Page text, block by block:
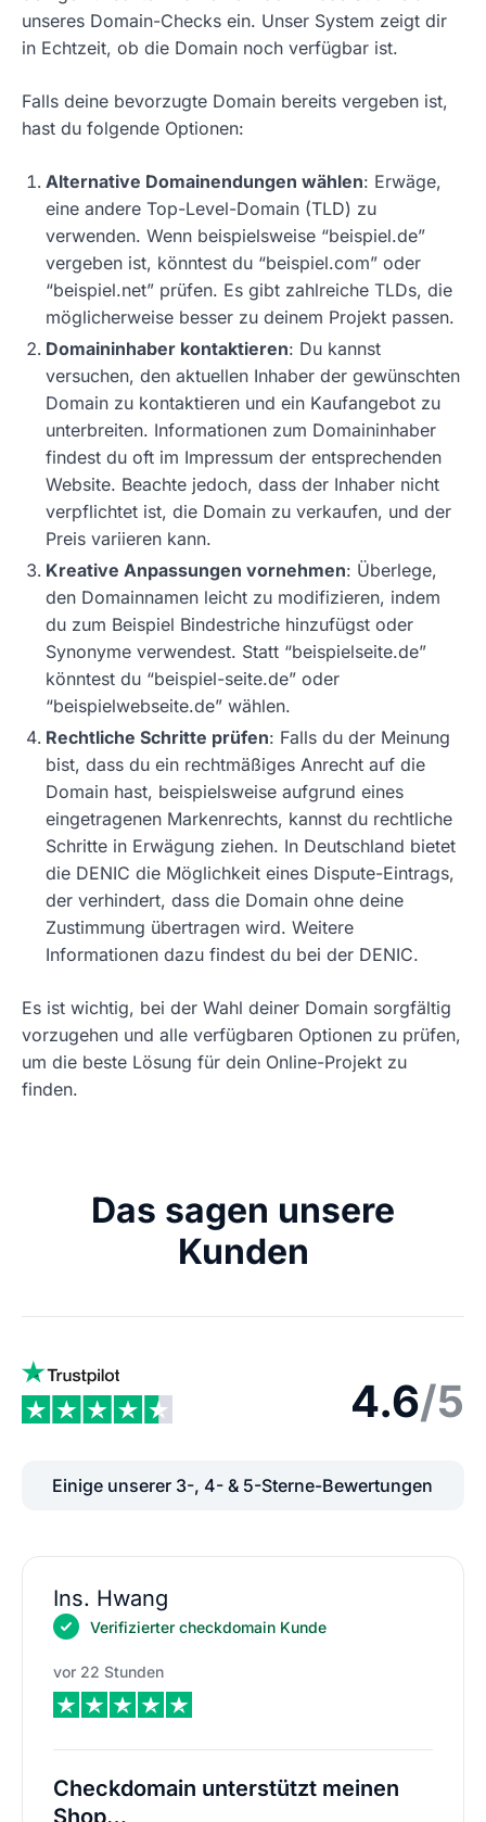
unseres Domain-Checks ein. Unser System zeigt dir
in Echtzeit, ob die Domain noch verfügbar ist.
Falls deine bevorzugte Domain bereits vergeben ist,
hast du folgende Optionen:
Alternative Domainendungen wählen: Erwäge,
eine andere Top-Level-Domain (TLD) zu
verwenden. Wenn beispielsweise “beispiel.de”
vergeben ist, könntest du “beispiel.com” oder
“beispiel.net” prüfen. Es gibt zahlreiche TLDs, die
möglicherweise besser zu deinem Projekt passen.
Domaininhaber kontaktieren: Du kannst
versuchen, den aktuellen Inhaber der gewünschten
Domain zu kontaktieren und ein Kaufangebot zu
unterbreiten. Informationen zum Domaininhaber
findest du oft im Impressum der entsprechenden
Website. Beachte jedoch, dass der Inhaber nicht
verpflichtet ist, die Domain zu verkaufen, und der
Preis variieren kann.
Kreative Anpassungen vornehmen: Überlege,
den Domainnamen leicht zu modifizieren, indem
du zum Beispiel Bindestriche hinzufügst oder
Synonyme verwendest. Statt “beispielseite.de”
könntest du “beispiel-seite.de” oder
“beispielwebseite.de” wählen.
Rechtliche Schritte prüfen: Falls du der Meinung
bist, dass du ein rechtmäßiges Anrecht auf die
Domain hast, beispielsweise aufgrund eines
eingetragenen Markenrechts, kannst du rechtliche
Schritte in Erwägung ziehen. In Deutschland bietet
die DENIC die Möglichkeit eines Dispute-Eintrags,
der verhindert, dass die Domain ohne deine
Zustimmung übertragen wird. Weitere
Informationen dazu findest du bei der DENIC.
Es ist wichtig, bei der Wahl deiner Domain sorgfältig
vorzugehen und alle verfügbaren Optionen zu prüfen,
um die beste Lösung für dein Online-Projekt zu
finden.
Das sagen unsere
Kunden
4.6/5
Einige unserer 3-, 4- & 5-Sterne-Bewertungen
Ins. Hwang
Verifizierter checkdomain Kunde
vor 22 Stunden
Checkdomain unterstützt meinen
Shop…